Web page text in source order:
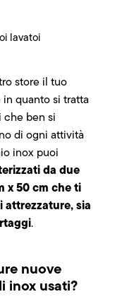
lavatoi
store il tuo
quanto si tratta
che ben si
di ogni attività
inox puoi
da due
x 50 cm che ti
sia
.
nuove
inox usati?